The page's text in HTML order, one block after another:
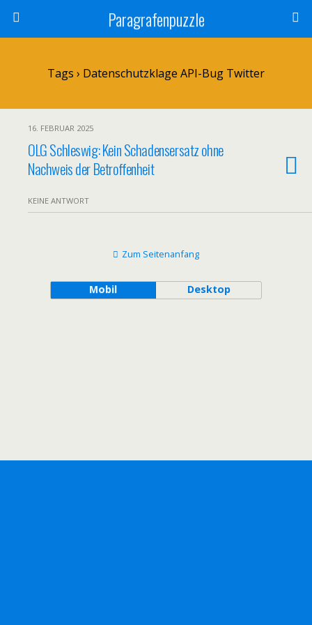
Paragrafenpuzzle
Tags › Datenschutzklage API-Bug Twitter
16. FEBRUAR 2025
OLG Schleswig: Kein Schadensersatz ohne
Nachweis der Betroffenheit
KEINE ANTWORT
Zum Seitenanfang
Mobil Desktop